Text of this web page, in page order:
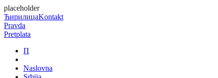
placeholder
ЋирилицаKontakt
Pravda
Pretplata
П
Naslovna